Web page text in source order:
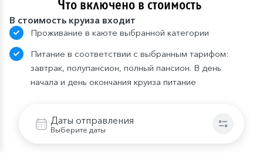
Даты отправления
Выберите даты
Что включено в стоимость
В стоимость круиза входит
Проживание в каюте выбранной категории
Питание в соответствии с выбранным тарифом:
завтрак, полупансион, полный пансион. В день
начала и день окончания круиза питание
проведения экскурсии совпадает со временем